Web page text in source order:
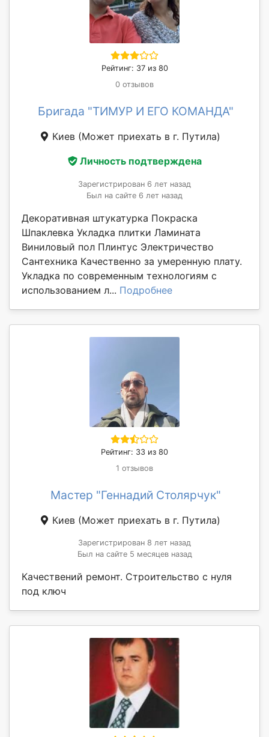
Рейтинг: 37 из 80
0 отзывов
Бригада "ТИМУР И ЕГО КОМАНДА"
Киев (Может приехать в г. Путила)
Личность подтверждена
Зарегистрирован 6 лет назад
Был на сайте 6 лет назад
Декоративная штукатурка Покраска
Шпаклевка Укладка плитки Ламината
Виниловый пол Плинтус Электричество
Сантехника Качественно за умеренную плату.
Укладка по современным технологиям с
использованием л... Подробнее
Рейтинг: 33 из 80
1 отзывов
Мастер "Геннадий Столярчук"
Киев (Может приехать в г. Путила)
Зарегистрирован 8 лет назад
Был на сайте 5 месяцев назад
Качествений ремонт. Строительство с нуля
под ключ